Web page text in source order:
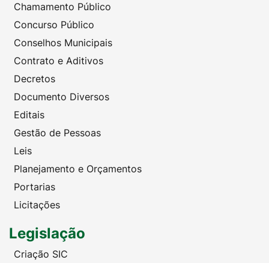
Chamamento Público
Concurso Público
Conselhos Municipais
Contrato e Aditivos
Decretos
Documento Diversos
Editais
Gestão de Pessoas
Leis
Planejamento e Orçamentos
Portarias
Licitações
Legislação
Criação SIC